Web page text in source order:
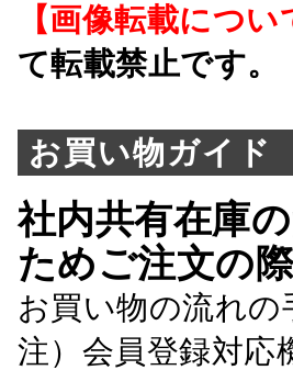
【画像転載につい
て転載禁止です。
お買い物
社内共有在庫
ためご注文の
お買い物の流れ
注）会員登録対